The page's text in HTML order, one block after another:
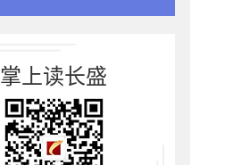
掌上读长盛